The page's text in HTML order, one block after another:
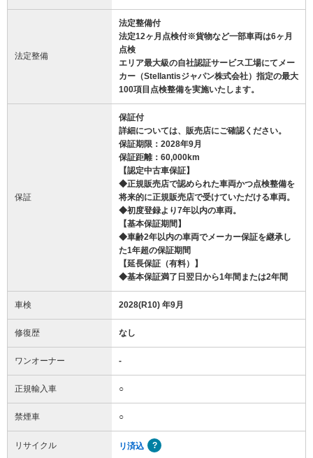
法定整備
法定整備付
法定12ヶ月点検付※貨物など一部車両は6ヶ月
点検
エリア最大級の自社認証サービス工場にてメー
カー（Stellantisジャパン株式会社）指定の最大
100項目点検整備を実施いたします。
保証
保証付
詳細については、販売店にご確認ください。
保証期限：2028年9月
保証距離：60,000km
【認定中古車保証】
◆正規販売店で認められた車両かつ点検整備を
将来的に正規販売店で受けていただける車両。
◆初度登録より7年以内の車両。
【基本保証期間】
◆車齢2年以内の車両でメーカー保証を継承し
た1年超の保証期間
【延長保証（有料）】
◆基本保証満了日翌日から1年間または2年間
車検 2028(R10) 年9月
修復歴 なし
ワンオーナー -
正規輸入車 ○
禁煙車 ○
リサイクル リ済込